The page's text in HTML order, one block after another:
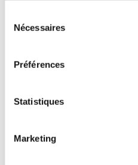
Nécessaires
Préférences
Statistiques
Marketing